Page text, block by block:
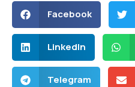
Facebook
LinkedIn
Telegram